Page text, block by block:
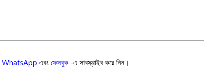
WhatsApp এবং ফেসবুক -এ সাবস্ক্রাইব করে নিন।